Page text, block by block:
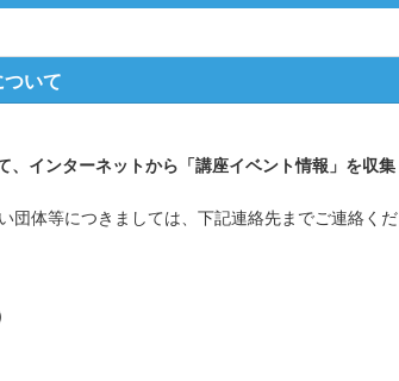
いて
、インターネットから「講座イベント情報」を収集
団体等につきましては、下記連絡先までご連絡くだ